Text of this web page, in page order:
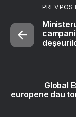
PREV
Global
europene dau